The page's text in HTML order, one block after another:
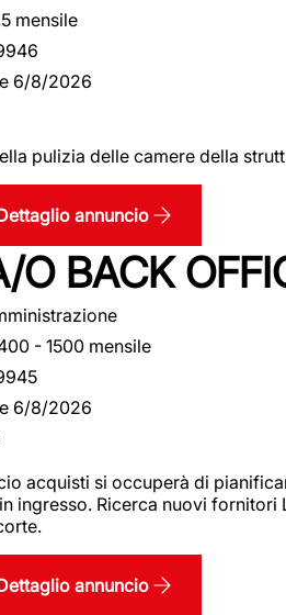
mensile
6/8/2026
pulizia delle camere della
annuncio
O BACK
- 1500 mensile
6/8/2026
acquisti si occuperà di
ingresso. Ricerca nuovi
annuncio